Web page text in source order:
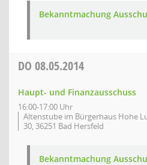
Bekanntmachung
DO 08.05.2014
Haupt- und Finanzausschuss
16:00-17:00 Uhr
Altenstube im Bürgerhaus Hohe
30, 36251 Bad Hersfeld
Bekanntmachung